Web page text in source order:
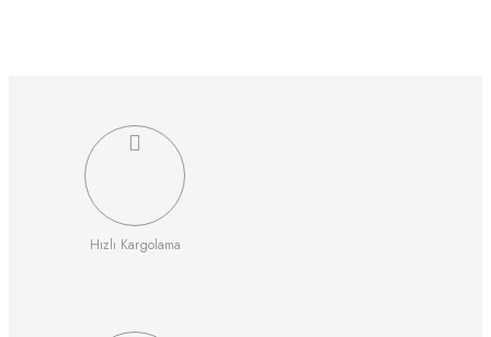
Hızlı Kargolama